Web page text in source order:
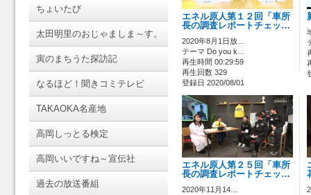
ちょいたび
太田明里のおじゃましま～す。
寅のまちうた探訪記
なるほど！聞きコミテレビ
TAKAOKA名産地
高岡しっとる検定
高岡いいですね～宣伝社
過去の放送番組
エネル原人第１２回「車所
長の調査レポートチェッ…
2020年8月1日放…
テーマ Do you k…
再生時間 00:29:59
再生回数 329
登録日 2020/08/01
エネル原人第２５回「車所
長の調査レポートチェッ…
2020年11月14…